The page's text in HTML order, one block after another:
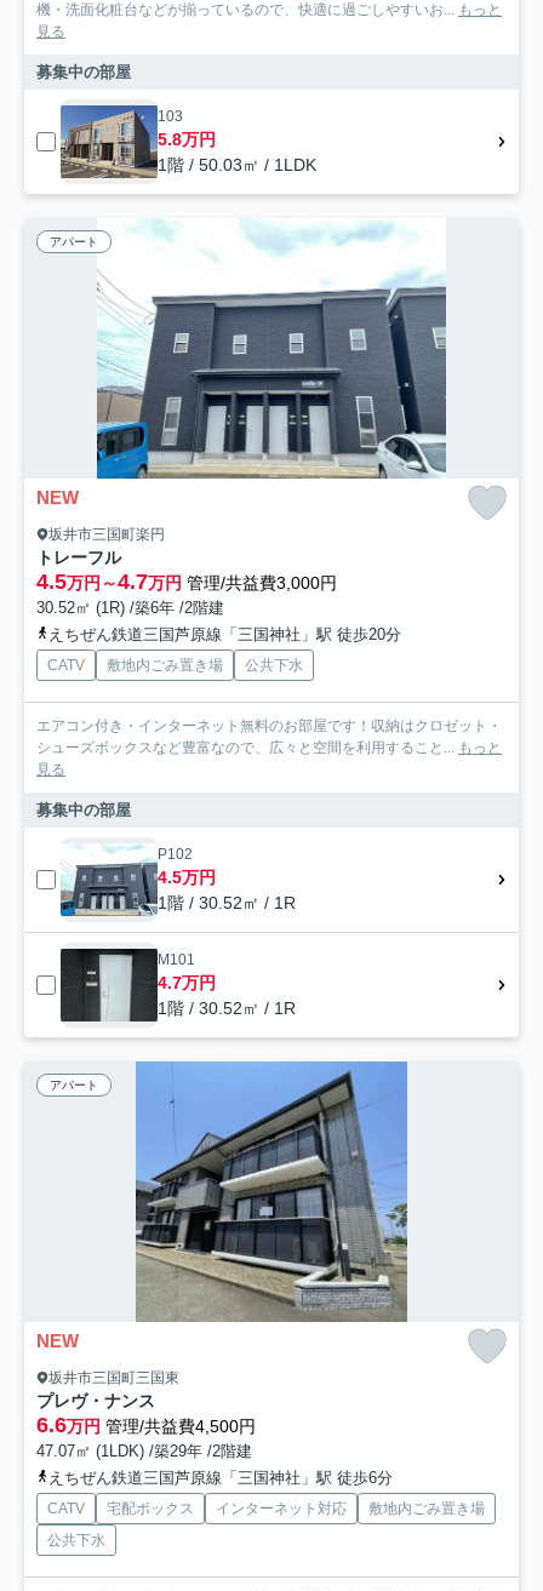
機・洗面化粧台などが揃っているので、快適に過ごしやすいお... もっと
見る
募集中の部屋
103
5.8万円
1階 / 50.03㎡ / 1LDK
アパート
NEW
坂井市三国町楽円
トレーフル
4.5万円～4.7万円 管理/共益費3,000円
30.52㎡ (1R) /築6年 /2階建
えちぜん鉄道三国芦原線「三国神社」駅 徒歩20分
CATV 敷地内ごみ置き場 公共下水
エアコン付き・インターネット無料のお部屋です！収納はクロゼット・
シューズボックスなど豊富なので、広々と空間を利用すること... もっと
見る
募集中の部屋
P102
4.5万円
1階 / 30.52㎡ / 1R
M101
4.7万円
1階 / 30.52㎡ / 1R
アパート
NEW
坂井市三国町三国東
プレヴ・ナンス
6.6万円 管理/共益費4,500円
47.07㎡ (1LDK) /築29年 /2階建
えちぜん鉄道三国芦原線「三国神社」駅 徒歩6分
CATV 宅配ボックス インターネット対応
敷地内ごみ置き場
公共下水